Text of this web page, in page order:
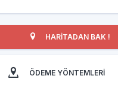
HARİTADAN BAK !
ÖDEME YÖNTEMLERİ